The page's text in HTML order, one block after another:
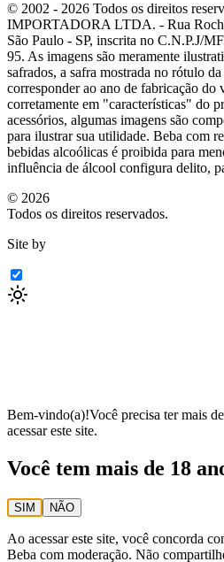
© 2002 - 2026 Todos os direitos
IMPORTADORA LTDA. - Rua
São Paulo - SP, inscrita no C.N.P.J/
95. As imagens são meramente
safrados, a safra mostrada no rótulo
corresponder ao ano de fabricação do
corretamente em "características" do
acessórios, algumas imagens são
para ilustrar sua utilidade. Beba com
bebidas alcoólicas é proibida para
influência de álcool configura delito,
© 2026
Todos os direitos reservados.
Site by
Bem-vindo(a)!Você precisa ter mais
acessar este site.
Você tem mais de 18
SIM NÃO
Ao acessar este site, você concorda
Beba com moderação. Não